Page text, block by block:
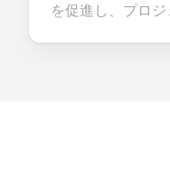
を促進し、プロジ